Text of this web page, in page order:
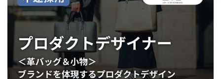
●マーケティング業務（※マーケティング希望の方を特に歓迎しま
す）
クラウドファンディングに関心のある方々の背中を押し、前に進
める一歩に関わるポジションです。
例）
・SEO記事運用戦略の立案・実行
・CRM施策の立案・実行